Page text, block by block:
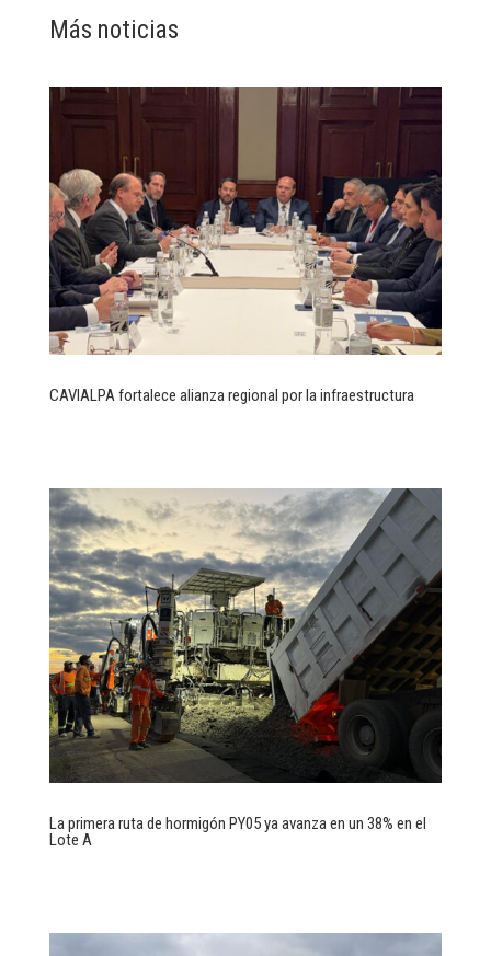
Más noticias
CAVIALPA fortalece alianza regional por la infraestructura
La primera ruta de hormigón PY05 ya avanza en un 38% en el
Lote A